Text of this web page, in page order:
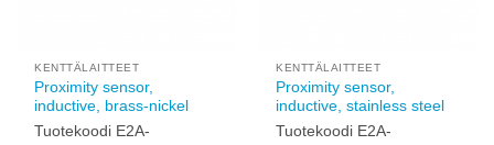
KENTTÄLAITTEET
Proximity sensor,
inductive, brass-nickel
Tuotekoodi E2A-
KENTTÄLAITTEET
Proximity sensor,
inductive, stainless steel
Tuotekoodi E2A-